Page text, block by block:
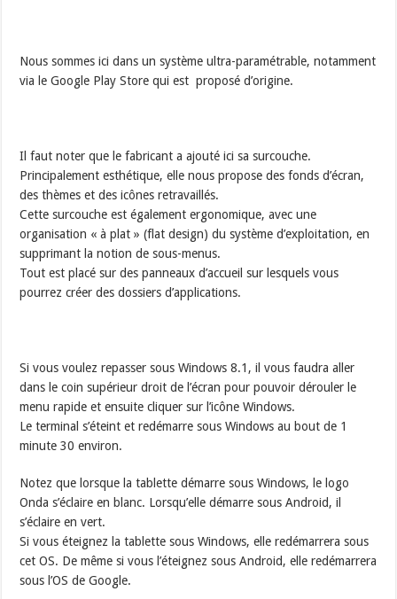
Nous sommes ici dans un système ultra-paramétrable, notamment
via le Google Play Store qui est proposé d’origine.
Il faut noter que le fabricant a ajouté ici sa surcouche.
Principalement esthétique, elle nous propose des fonds d’écran,
des thèmes et des icônes retravaillés.
Cette surcouche est également ergonomique, avec une
organisation « à plat » (flat design) du système d’exploitation, en
supprimant la notion de sous-menus.
Tout est placé sur des panneaux d’accueil sur lesquels vous
pourrez créer des dossiers d’applications.
Si vous voulez repasser sous Windows 8.1, il vous faudra aller
dans le coin supérieur droit de l’écran pour pouvoir dérouler le
menu rapide et ensuite cliquer sur l’icône Windows.
Le terminal s’éteint et redémarre sous Windows au bout de 1
minute 30 environ.
Notez que lorsque la tablette démarre sous Windows, le logo
Onda s’éclaire en blanc. Lorsqu’elle démarre sous Android, il
s’éclaire en vert.
Si vous éteignez la tablette sous Windows, elle redémarrera sous
cet OS. De même si vous l’éteignez sous Android, elle redémarrera
sous l’OS de Google.